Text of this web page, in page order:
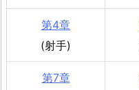
第4章
(射手)
第7章